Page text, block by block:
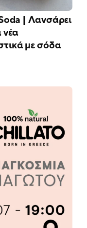
| Λανσάρει
νέα
με σόδα